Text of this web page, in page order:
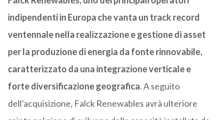
indipendenti in Europa che vanta un track record
ventennale nella realizzazione e gestione di asset
per la produzione di energia da fonte rinnovabile,
caratterizzato da una integrazione verticale e
forte diversificazione geografica. A seguito
dell’acquisizione, Falck Renewables avrà ulteriore